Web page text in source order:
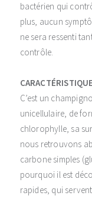
bactérien qui
plus, aucun
ne sera ressenti
contrôle.
C’est un
unicellulaire, de
chlorophylle, sa
nous retrouvons
carbone simples
pourquoi il est
rapides, qui